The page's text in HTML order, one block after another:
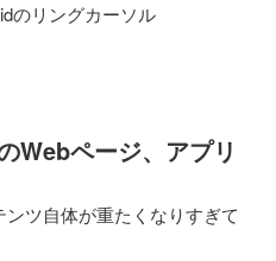
カーソル
Webページ、アプリ
ツ自体が重たくなりすぎて